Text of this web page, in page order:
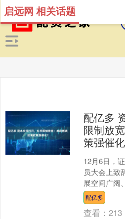
启远网 相关话题
配亿多
限制放
策强催
12月6日，
员大会上致
展空间广阔
监管态度转
路线，或成
配亿多
查看：213